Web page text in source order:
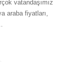
vatandaşımız
araba fiyatları,